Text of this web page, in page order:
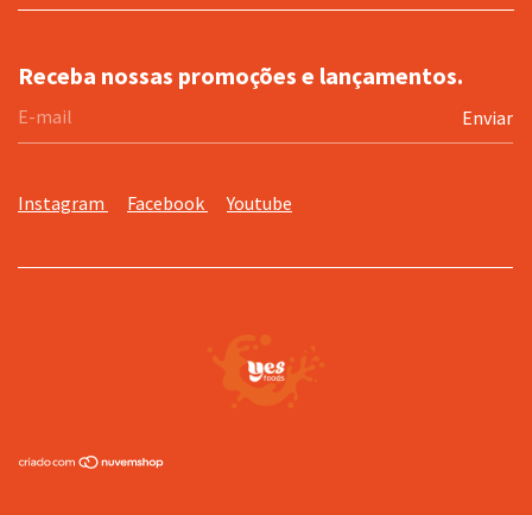
Receba nossas promoções e lançamentos.
Instagram Facebook Youtube